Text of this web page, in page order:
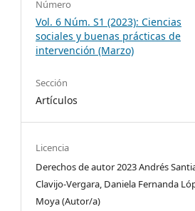
Número
Vol. 6 Núm. S1 (2023): Ciencias
sociales y buenas prácticas de
intervención (Marzo)
Sección
Artículos
Licencia
Derechos de autor 2023 Andrés
Clavijo-Vergara, Daniela Fernanda
Moya (Autor/a)